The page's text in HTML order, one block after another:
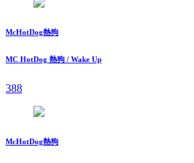
McHotDog熱狗
MC HotDog 熱狗 / Wake Up
388
McHotDog熱狗